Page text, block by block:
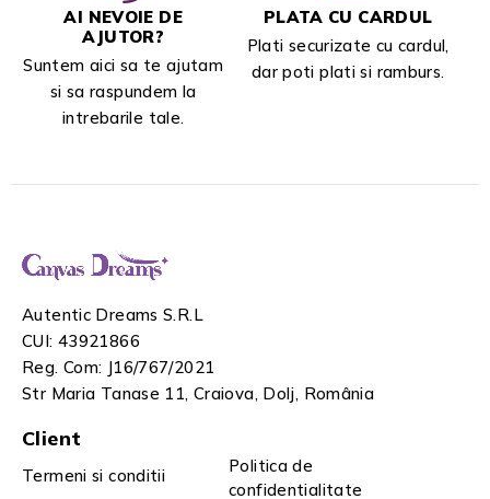
AI NEVOIE DE
AJUTOR?
Suntem aici sa te ajutam
si sa raspundem la
intrebarile tale.
PLATA CU CARDUL
Plati securizate cu cardul,
dar poti plati si ramburs.
Autentic Dreams S.R.L
CUI: 43921866
Reg. Com: J16/767/2021
Str Maria Tanase 11, Craiova, Dolj, România
Client
Termeni si conditii
Politica de
confidentialitate